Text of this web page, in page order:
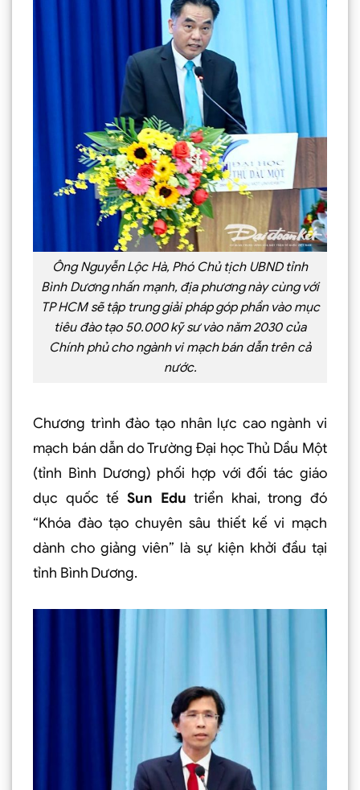
Ông Nguyễn Lộc Hà, Phó Chủ tịch UBND tỉnh
Bình Dương nhấn mạnh, địa phương này cùng với
TP HCM sẽ tập trung giải pháp góp phần vào mục
tiêu đào tạo 50.000 kỹ sư vào năm 2030 của
Chính phủ cho ngành vi mạch bán dẫn trên cả
nước.
Chương trình đào tạo nhân lực cao ngành vi
mạch bán dẫn do Trường Đại học Thủ Dầu Một
(tỉnh Bình Dương) phối hợp với đối tác giáo
dục quốc tế Sun Edu triển khai, trong đó
“Khóa đào tạo chuyên sâu thiết kế vi mạch
dành cho giảng viên” là sự kiện khởi đầu tại
tỉnh Bình Dương.